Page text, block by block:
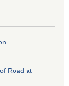
Road at